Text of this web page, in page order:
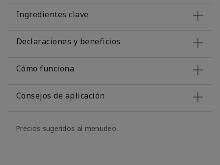
Ingredientes clave
Declaraciones y beneficios
Cómo funciona
Consejos de aplicación
Precios sugeridos al menudeo.